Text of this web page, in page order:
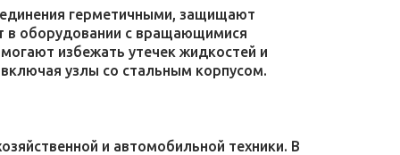
герметичными, защищают
в оборудовании с вращающимися
избежать утечек жидкостей и
узлы со стальным корпусом.
и автомобильной техники. В